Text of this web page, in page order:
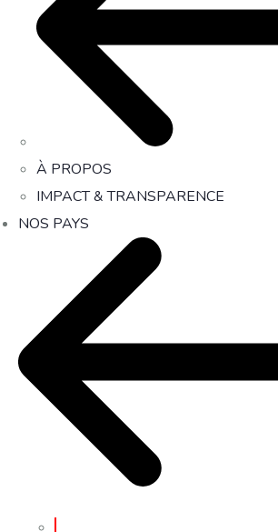
À PROPOS
IMPACT & TRANSPARENCE
NOS PAYS